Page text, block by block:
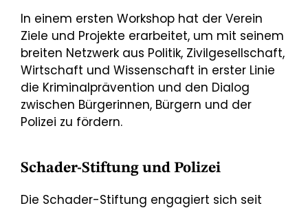
In einem ersten Workshop hat der Verein
Ziele und Projekte erarbeitet, um mit seinem
breiten Netzwerk aus Politik, Zivilgesellschaft,
Wirtschaft und Wissenschaft in erster Linie
die Kriminalprävention und den Dialog
zwischen Bürgerinnen, Bürgern und der
Polizei zu fördern.
Schader-Stiftung und Polizei
Die Schader-Stiftung engagiert sich seit